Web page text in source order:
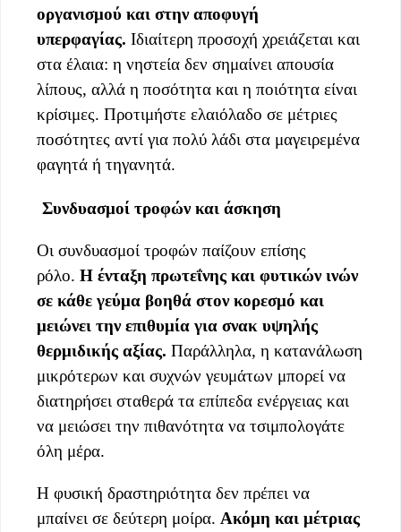
οργανισμού και στην αποφυγή
υπερφαγίας. Ιδιαίτερη προσοχή χρειάζεται και
στα έλαια: η νηστεία δεν σημαίνει απουσία
λίπους, αλλά η ποσότητα και η ποιότητα είναι
κρίσιμες. Προτιμήστε ελαιόλαδο σε μέτριες
ποσότητες αντί για πολύ λάδι στα μαγειρεμένα
φαγητά ή τηγανητά.
Συνδυασμοί τροφών και άσκηση
Οι συνδυασμοί τροφών παίζουν επίσης
ρόλο. Η ένταξη πρωτεΐνης και φυτικών ινών
σε κάθε γεύμα βοηθά στον κορεσμό και
μειώνει την επιθυμία για σνακ υψηλής
θερμιδικής αξίας. Παράλληλα, η κατανάλωση
μικρότερων και συχνών γευμάτων μπορεί να
διατηρήσει σταθερά τα επίπεδα ενέργειας και
να μειώσει την πιθανότητα να τσιμπολογάτε
όλη μέρα.
Η φυσική δραστηριότητα δεν πρέπει να
μπαίνει σε δεύτερη μοίρα. Ακόμη και μέτριας